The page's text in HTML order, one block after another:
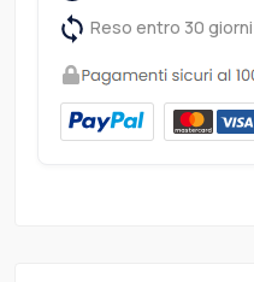
Reso entro 30 giorni